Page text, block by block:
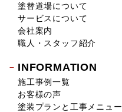
塗替道場について
サービスについて
会社案内
職人・スタッフ紹介
INFORMATION
施工事例一覧
お客様の声
塗装プランと工事メニュー